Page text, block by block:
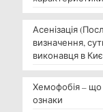
Асенізація
визначення,
виконавця в
Хемофобія – що
ознаки